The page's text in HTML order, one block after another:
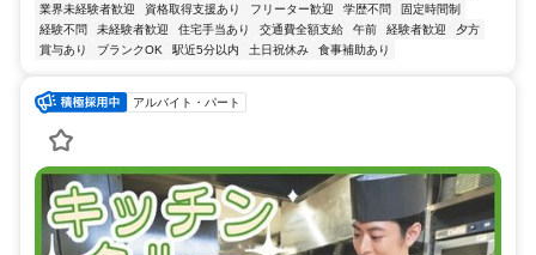
業界未経験者歓迎 資格取得支援あり フリーター歓迎 学歴不問
固定時間制
経験不問
未経験者歓迎 住宅手当あり 交通費全額支給 午前 経験者歓迎
夕方
賞与あり
ブランクOK 駅近5分以内 土日祝休み 食事補助あり
アルバイト・パート